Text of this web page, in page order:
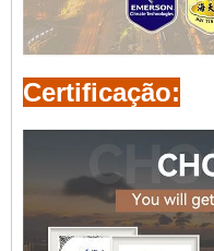
Certificação: